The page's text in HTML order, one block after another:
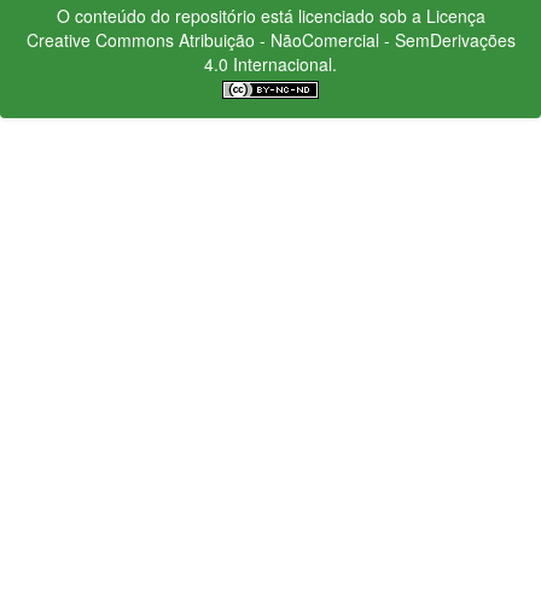
O conteúdo do repositório está licenciado sob a Licença
Creative CommonsAtribuição - NãoComercial - SemDerivações
4.0 Internacional.